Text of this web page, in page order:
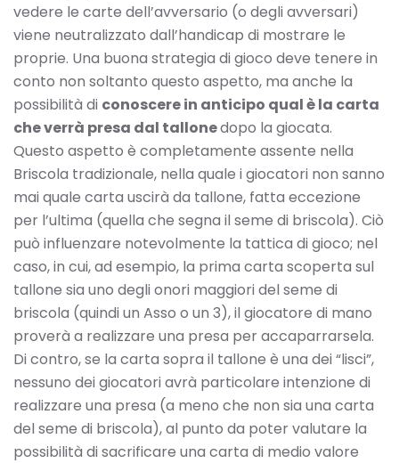
vedere le carte dell’avversario (o degli avversari)
viene neutralizzato dall’handicap di mostrare le
proprie. Una buona strategia di gioco deve tenere in
conto non soltanto questo aspetto, ma anche la
possibilità di conoscere in anticipo qual è la carta
che verrà presa dal tallonedopo la giocata.
Questo aspetto è completamente assente nella
Briscola tradizionale, nella quale i giocatori non sanno
mai quale carta uscirà da tallone, fatta eccezione
per l’ultima (quella che segna il seme di briscola). Ciò
può influenzare notevolmente la tattica di gioco; nel
caso, in cui, ad esempio, la prima carta scoperta sul
tallone sia uno degli onori maggiori del seme di
briscola (quindi un Asso o un 3), il giocatore di mano
proverà a realizzare una presa per accaparrarsela.
Di contro, se la carta sopra il tallone è una dei “lisci”,
nessuno dei giocatori avrà particolare intenzione di
realizzare una presa (a meno che non sia una carta
del seme di briscola), al punto da poter valutare la
possibilità di sacrificare una carta di medio valore